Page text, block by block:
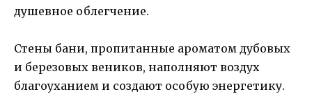
душевное облегчение.
Стены бани, пропитанные ароматом дубовых
и березовых веников, наполняют воздух
благоуханием и создают особую энергетику.